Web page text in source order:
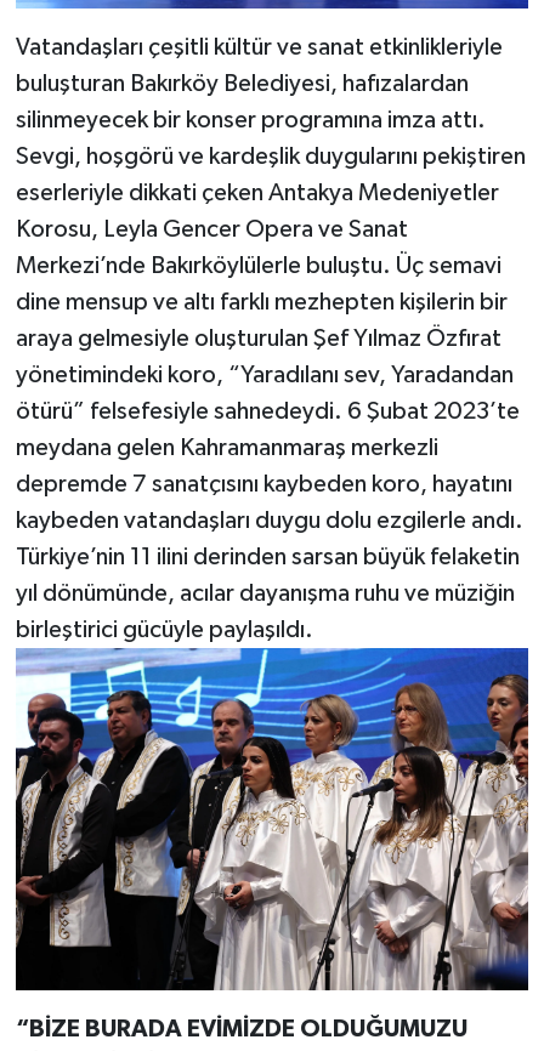
Vatandaşları çeşitli kültür ve sanat etkinlikleriyle
buluşturan Bakırköy Belediyesi, hafızalardan
silinmeyecek bir konser programına imza attı.
Sevgi, hoşgörü ve kardeşlik duygularını pekiştiren
eserleriyle dikkati çeken Antakya Medeniyetler
Korosu, Leyla Gencer Opera ve Sanat
Merkezi’nde Bakırköylülerle buluştu. Üç semavi
dine mensup ve altı farklı mezhepten kişilerin bir
araya gelmesiyle oluşturulan Şef Yılmaz Özfırat
yönetimindeki koro, “Yaradılanı sev, Yaradandan
ötürü” felsefesiyle sahnedeydi. 6 Şubat 2023’te
meydana gelen Kahramanmaraş merkezli
depremde 7 sanatçısını kaybeden koro, hayatını
kaybeden vatandaşları duygu dolu ezgilerle andı.
Türkiye’nin 11 ilini derinden sarsan büyük felaketin
yıl dönümünde, acılar dayanışma ruhu ve müziğin
birleştirici gücüyle paylaşıldı.
“BİZE BURADA EVİMİZDE OLDUĞUMUZU